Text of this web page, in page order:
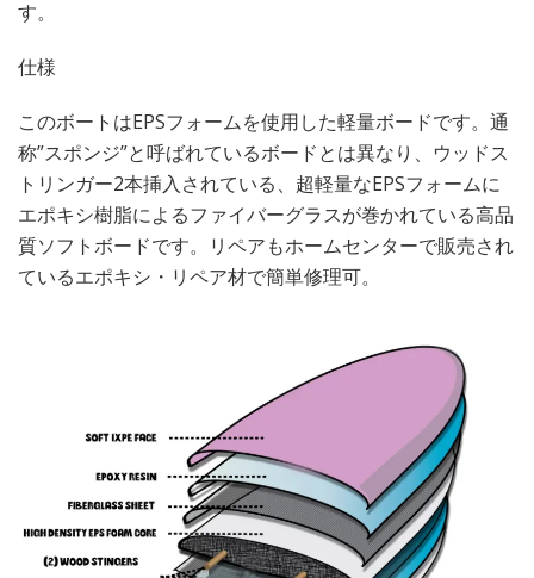
す。
仕様
このボートはEPSフォームを使用した軽量ボードです。通
称”スポンジ”と呼ばれているボードとは異なり、ウッドス
トリンガー2本挿入されている、超軽量なEPSフォームに
エポキシ樹脂によるファイバーグラスが巻かれている高品
質ソフトボードです。リペアもホームセンターで販売され
ているエポキシ・リペア材で簡単修理可。